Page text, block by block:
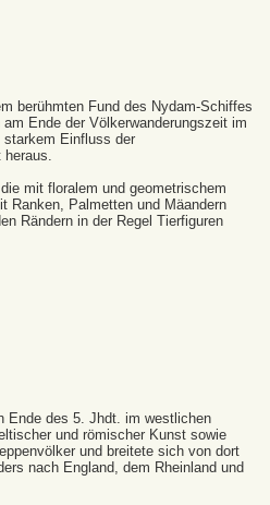
berühmten Fund des Nydam-Schiffes
Ende der Völkerwanderungszeit im
starkem Einfluss der
heraus.
mit floralem und geometrischem
Ranken, Palmetten und Mäandern
Rändern in der Regel Tierfiguren
Ende des 5. Jhdt. im westlichen
und römischer Kunst sowie
und breitete sich von dort
nach England, dem Rheinland und